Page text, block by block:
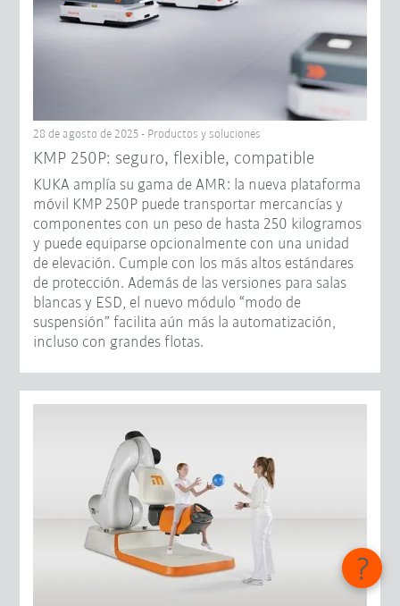
28 de agosto de 2025 - Productos y soluciones
KMP 250P: seguro, flexible, compatible
KUKA amplía su gama de AMR: la nueva plataforma
móvil KMP 250P puede transportar mercancías y
componentes con un peso de hasta 250 kilogramos
y puede equiparse opcionalmente con una unidad
de elevación. Cumple con los más altos estándares
de protección. Además de las versiones para salas
blancas y ESD, el nuevo módulo “modo de
suspensión” facilita aún más la automatización,
incluso con grandes flotas.